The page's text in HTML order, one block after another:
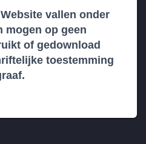
vallen onder
mogen op geen
of gedownload
toestemming